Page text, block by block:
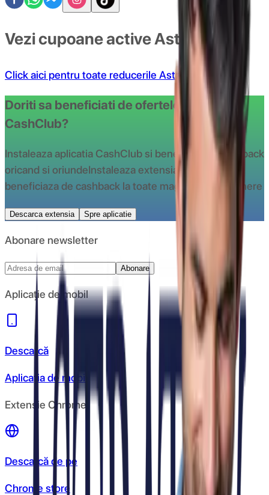
Vezi cupoane active Astratex
Click aici pentru toate reducerile Astratex
Doriti sa beneficiati de ofertele oferite de
CashClub?
Instaleaza aplicatia CashClub si beneciaza de cashback
oricand si oriundeInstaleaza extensia CashClub si
beneficiaza de cashback la toate magazinele partenere
Descarca extensia Spre aplicatie
Abonare newsletter
Abonare
Aplicație de mobil
Descarcă
Aplicația de mobil
Extensie Chrome
Descarcă de pe
Chrome store